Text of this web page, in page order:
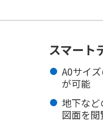
スマート
A0サイ
が可能
地下など
図面を